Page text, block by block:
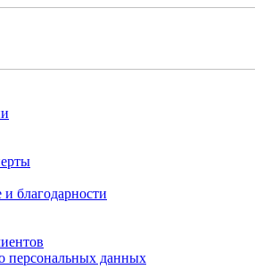
благодарности
персональных данных